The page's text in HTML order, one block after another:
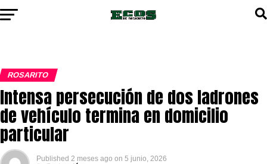
ROSARITO
Intensa persecución de dos ladrones
de vehículo termina en domicilio
particular
Published 2 meses ago on 5 junio, 2026